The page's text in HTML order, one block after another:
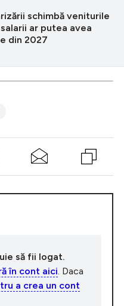
schimbă veniturile
ar putea avea
din 2027
să fii logat.
în cont aici . Daca
a crea un cont